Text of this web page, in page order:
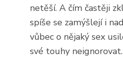
netěší. A čím častěji
spíše se zamýšlejí i
vůbec o nějaký sex
své touhy neignorovat.